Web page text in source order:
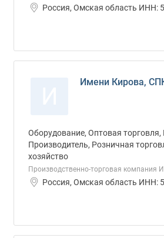
Россия, Омская область ИНН:
Имени Кирова,
Оборудование, Оптовая торговля,
Производитель, Розничная
хозяйство
Производственно-торговая компания
Россия, Омская область ИНН: